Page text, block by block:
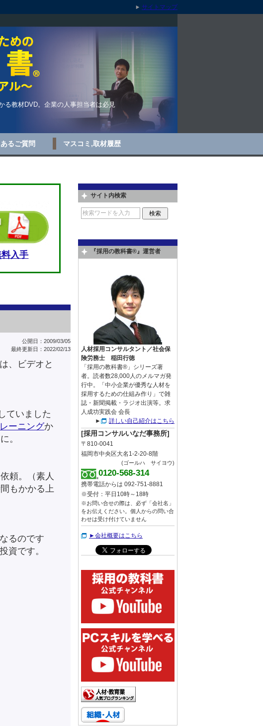
る教材DVD。企業の人事担当者は必見
るご質問 マスコミ,取材履歴
入手
公開日：2009/03/05
最終更新日：2022/02/13
、ビデオと
ていました
ーニングか
。
頼。（素人
もかかる上
るのです
資です。
サイト内検索
『採用の教科書®』運営者
人材採用コンサルタント／社会保
険労務士 稲田行徳
「採用の教科書®」シリーズ著
者。読者数28,000人のメルマガ発
行中。「中小企業が優秀な人材を
採用するための仕組み作り」で雑
誌・新聞掲載・ラジオ出演等。求
人成功実践会 会長
►
詳しい自己紹介はこちら
[採用コンサルいなだ事務所]
〒810-0041
福岡市中央区大名1-2-20-8階
(ゴールハ サイヨウ)
0120-568-314
携帯電話からは 092-751-8881
※受付：平日10時～18時
※お問い合せの際は、必ず「会社名」
をお伝えください。個人からの問い合
わせは受け付けていません
►会社概要はこちら
サイトマップ